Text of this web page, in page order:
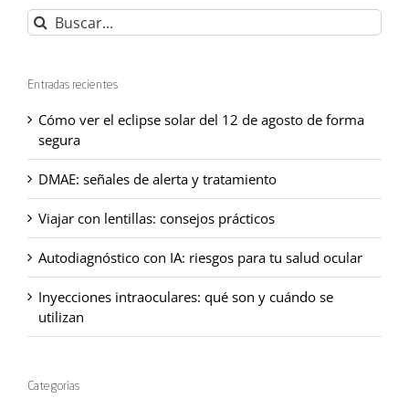
Buscar:
Entradas recientes
Cómo ver el eclipse solar del 12 de agosto de forma
segura
DMAE: señales de alerta y tratamiento
Viajar con lentillas: consejos prácticos
Autodiagnóstico con IA: riesgos para tu salud ocular
Inyecciones intraoculares: qué son y cuándo se
utilizan
Categorías